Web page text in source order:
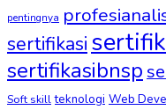
pentingnya
sertifikasi
sertifikasibnsp
Soft skill teknologi Web